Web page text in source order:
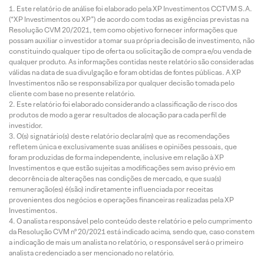
Este relatório de análise foi elaborado pela XP Investimentos CCTVM S.A.
(“XP Investimentos ou XP”) de acordo com todas as exigências previstas na
Resolução CVM 20/2021, tem como objetivo fornecer informações que
possam auxiliar o investidor a tomar sua própria decisão de investimento, não
constituindo qualquer tipo de oferta ou solicitação de compra e/ou venda de
qualquer produto. As informações contidas neste relatório são consideradas
válidas na data de sua divulgação e foram obtidas de fontes públicas. A XP
Investimentos não se responsabiliza por qualquer decisão tomada pelo
cliente com base no presente relatório.
Este relatório foi elaborado considerando a classificação de risco dos
produtos de modo a gerar resultados de alocação para cada perfil de
investidor.
O(s) signatário(s) deste relatório declara(m) que as recomendações
refletem única e exclusivamente suas análises e opiniões pessoais, que
foram produzidas de forma independente, inclusive em relação à XP
Investimentos e que estão sujeitas a modificações sem aviso prévio em
decorrência de alterações nas condições de mercado, e que sua(s)
remuneração(es) é(são) indiretamente influenciada por receitas
provenientes dos negócios e operações financeiras realizadas pela XP
Investimentos.
O analista responsável pelo conteúdo deste relatório e pelo cumprimento
da Resolução CVM nº 20/2021 está indicado acima, sendo que, caso constem
a indicação de mais um analista no relatório, o responsável será o primeiro
analista credenciado a ser mencionado no relatório.